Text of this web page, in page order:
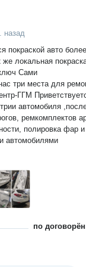
назад
локальная
Сами
три места для
ремкомплектов
полировка фар и
любыми автомобилями
по